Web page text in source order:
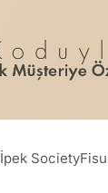
İpek Society